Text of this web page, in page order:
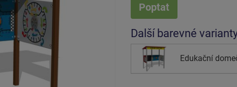
Poptat
Další barevné
Edukační